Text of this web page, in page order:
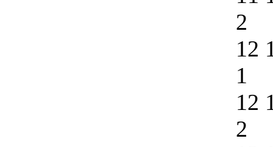
2
12
1
12
2